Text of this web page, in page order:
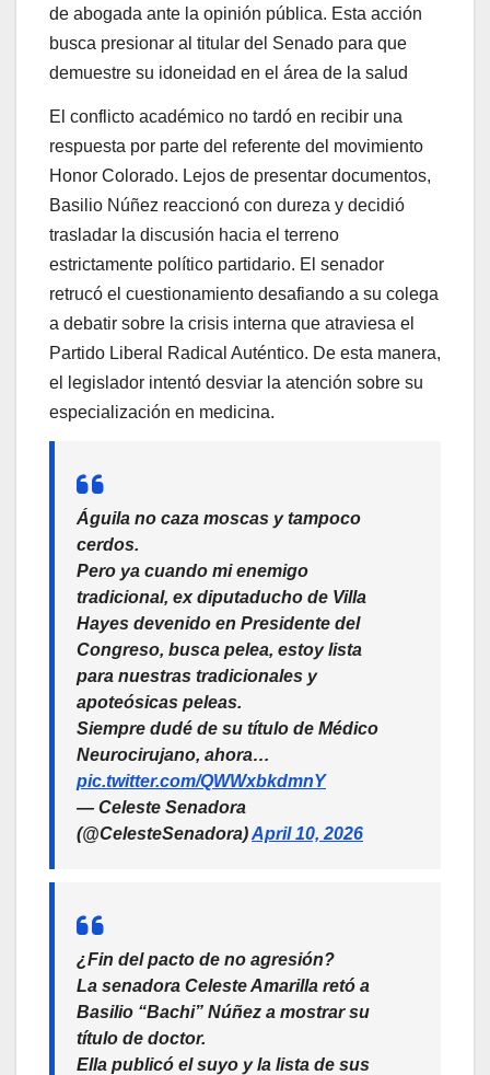
de abogada ante la opinión pública. Esta acción
busca presionar al titular del Senado para que
demuestre su idoneidad en el área de la salud
El conflicto académico no tardó en recibir una
respuesta por parte del referente del movimiento
Honor Colorado. Lejos de presentar documentos,
Basilio Núñez reaccionó con dureza y decidió
trasladar la discusión hacia el terreno
estrictamente político partidario. El senador
retrucó el cuestionamiento desafiando a su colega
a debatir sobre la crisis interna que atraviesa el
Partido Liberal Radical Auténtico. De esta manera,
el legislador intentó desviar la atención sobre su
especialización en medicina.
Águila no caza moscas y tampoco
cerdos.
Pero ya cuando mi enemigo
tradicional, ex diputaducho de Villa
Hayes devenido en Presidente del
Congreso, busca pelea, estoy lista
para nuestras tradicionales y
apoteósicas peleas.
Siempre dudé de su título de Médico
Neurocirujano, ahora…
pic.twitter.com/QWWxbkdmnY
— Celeste Senadora
(@CelesteSenadora)April 10, 2026
¿Fin del pacto de no agresión?
La senadora Celeste Amarilla retó a
Basilio “Bachi” Núñez a mostrar su
título de doctor.
Ella publicó el suyo y la lista de sus